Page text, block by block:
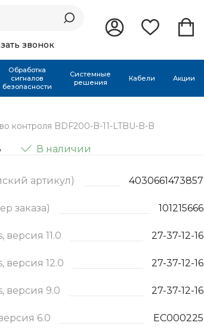
звонок
Обработка
сигналов
безопасности
Системные
решения
Кабели Акции
контроля BDF200-B-11-LTBU-B-B
В наличии
артикул) 4030661473857
заказа) 101215666
версия 11.0 27-37-12-16
версия 12.0 27-37-12-16
версия 9.0 27-37-12-16
6.0 EC000225